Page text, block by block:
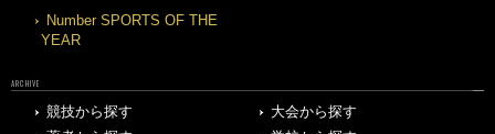
Number SPORTS OF THE
YEAR
ARCHIVE
競技から探す
大会から探す